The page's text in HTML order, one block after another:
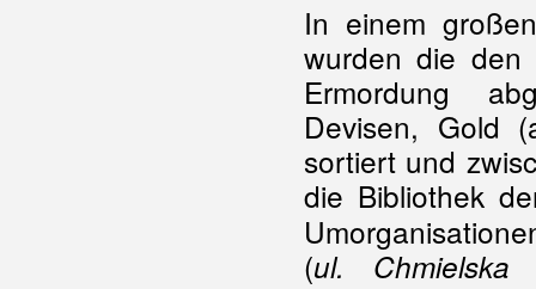
In einem
wurden die den
Ermordung
Devisen, Gold
sortiert und
die Bibliothek
(ul. Chmielska